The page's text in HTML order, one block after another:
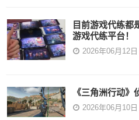
目前游戏代练都
游戏代练平台！
2026年06月12日
《三角洲行动》
2026年06月10日